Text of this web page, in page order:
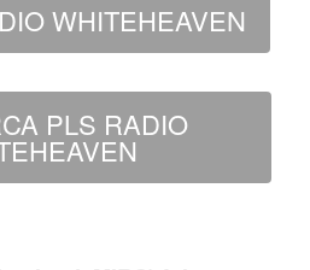
WHITEHEAVEN
PLS RADIO